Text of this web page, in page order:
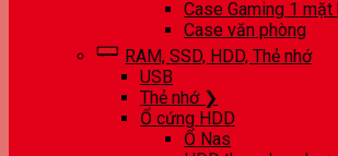
Case Gaming 1 mặt
Case văn phòng
RAM, SSD, HDD, Thẻ nhớ
USB
Thẻ nhớ ❯
Ổ cứng HDD
Ổ Nas